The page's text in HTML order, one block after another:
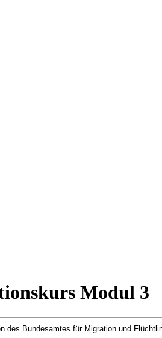
Modul 3
des Bundesamtes für Migration und